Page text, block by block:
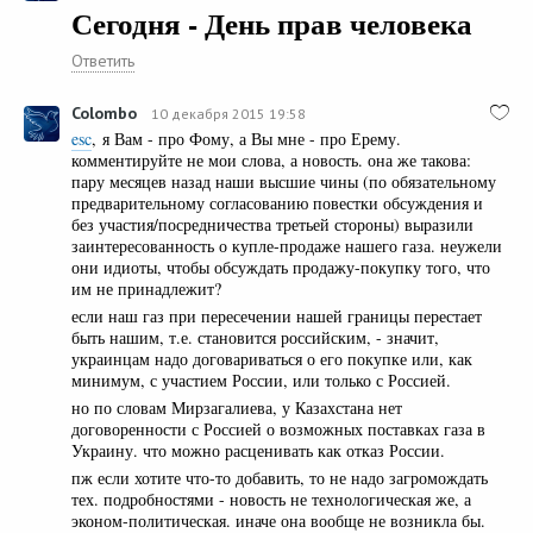
Сегодня - День прав человека
Ответить
Colombo 10 декабря 2015 19:58
esc, я Вам - про Фому, а Вы мне - про Ерему.
комментируйте не мои слова, а новость. она же такова:
пару месяцев назад наши высшие чины (по обязательному
предварительному согласованию повестки обсуждения и
без участия/посредничества третьей стороны) выразили
заинтересованность о купле-продаже нашего газа. неужели
они идиоты, чтобы обсуждать продажу-покупку того, что
им не принадлежит?
если наш газ при пересечении нашей границы перестает
быть нашим, т.е. становится российским, - значит,
украинцам надо договариваться о его покупке или, как
минимум, с участием России, или только с Россией.
но по словам Мирзагалиева, у Казахстана нет
договоренности с Россией о возможных поставках газа в
Украину. что можно расценивать как отказ России.
пж если хотите что-то добавить, то не надо загромождать
тех. подробностями - новость не технологическая же, а
эконом-политическая. иначе она вообще не возникла бы.